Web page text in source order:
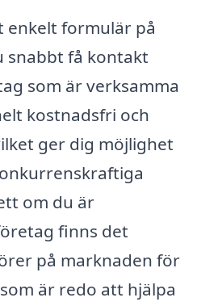
enkelt formulär på
snabbt få kontakt
som är verksamma
kostnadsfri och
ger dig möjlighet
om du är
finns det
på marknaden för
är redo att hjälpa